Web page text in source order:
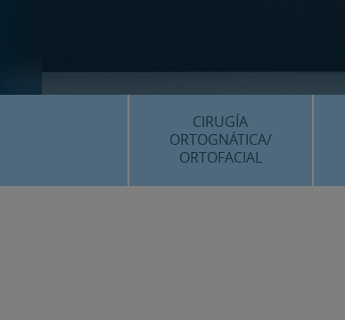
CIRUGÍA
ORTOGNÁTICA/
ORTOFACIAL